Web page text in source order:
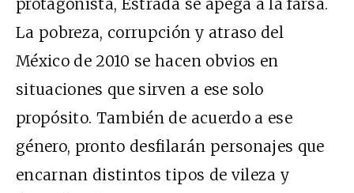
protagonista, Estrada se apega a la farsa.
La pobreza, corrupción y atraso del
México de 2010 se hacen obvios en
situaciones que sirven a ese solo
propósito. También de acuerdo a ese
género, pronto desfilarán personajes que
encarnan distintos tipos de vileza y